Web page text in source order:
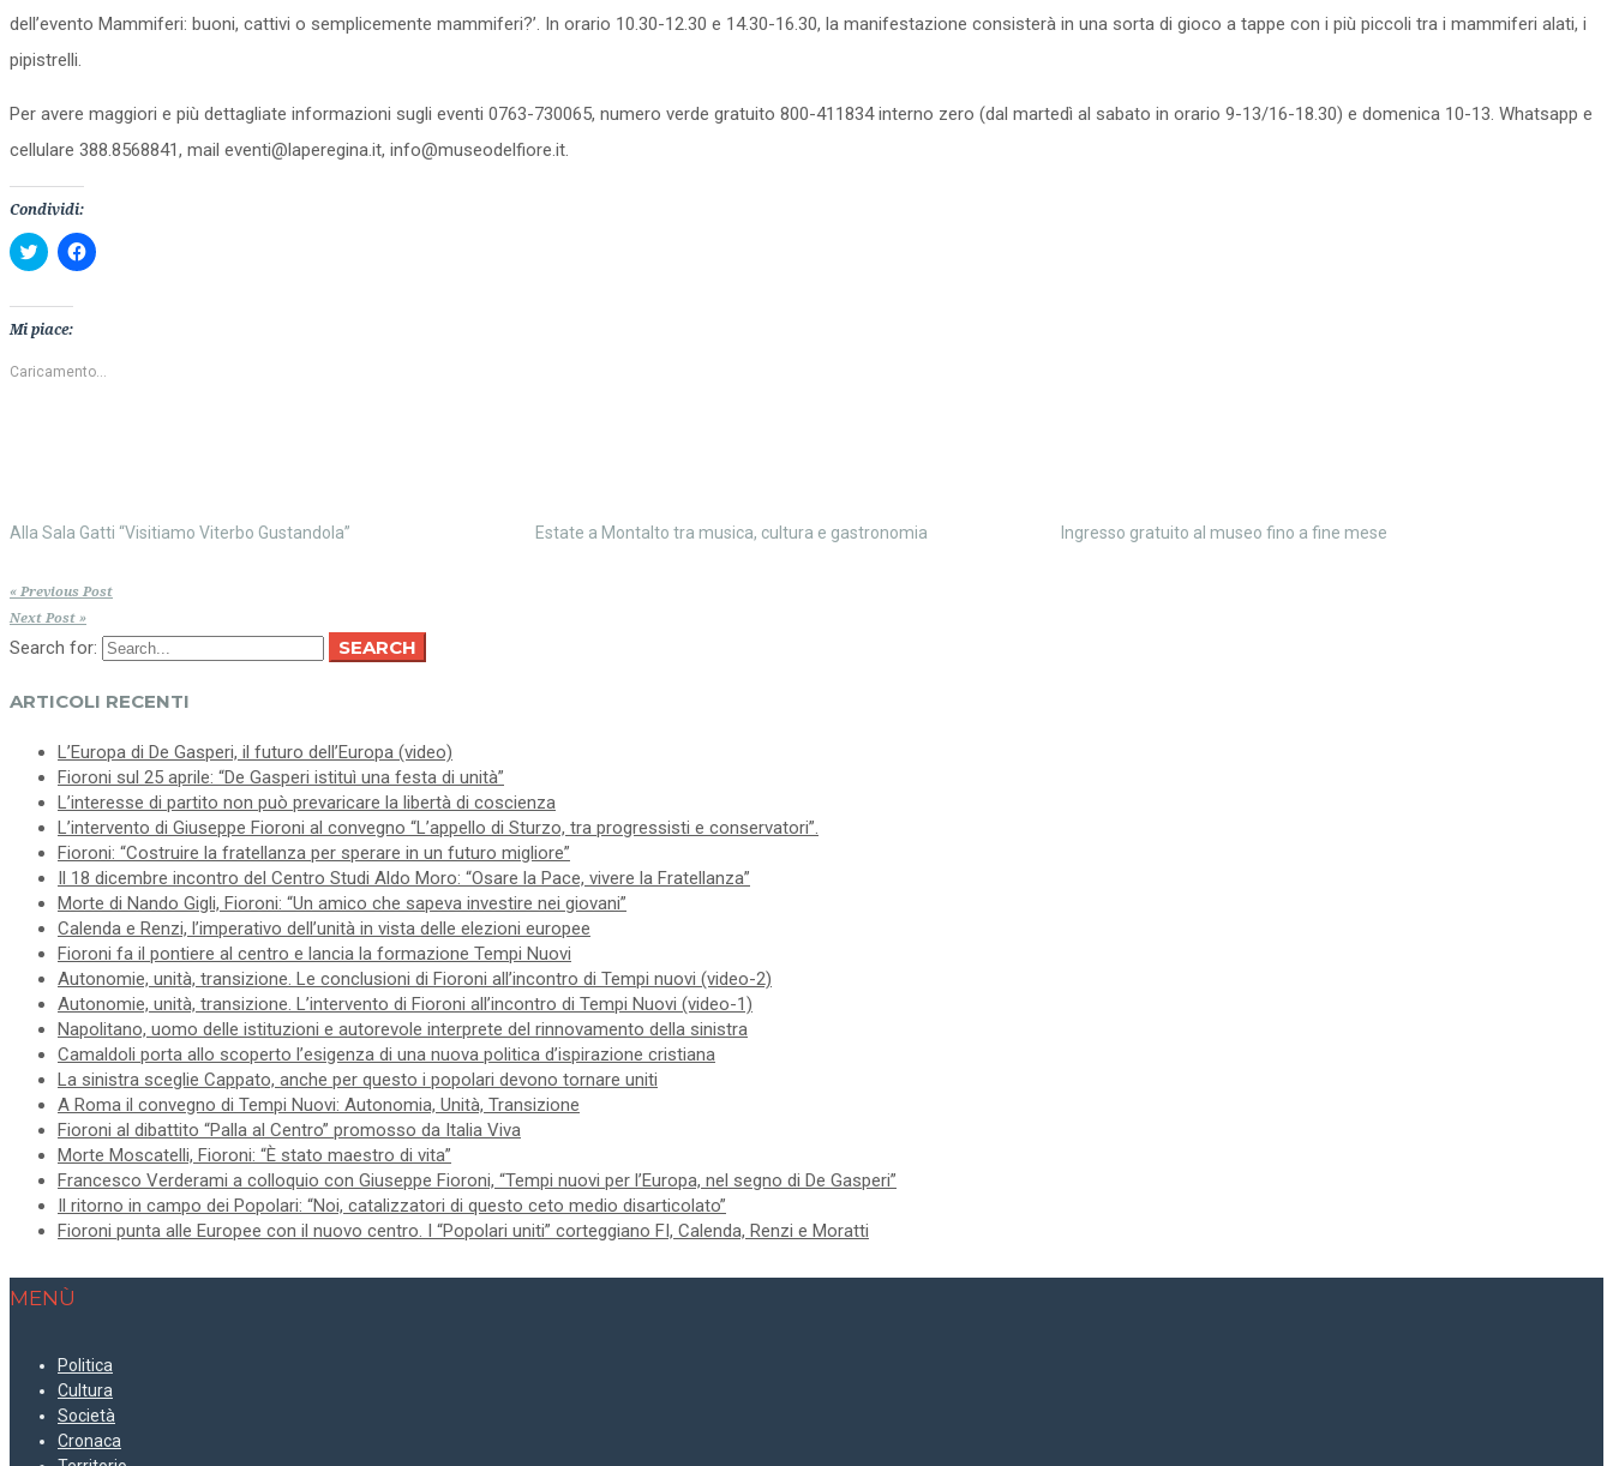
dell’evento Mammiferi: buoni, cattivi o semplicemente mammiferi?’. In orario 10.30-12.30 e 14.30-16.30, la manifestazione consisterà in una sorta di gioco a tappe con i più piccoli tra i mammiferi alati, i
pipistrelli.
Per avere maggiori e più dettagliate informazioni sugli eventi 0763-730065, numero verde gratuito 800-411834 interno zero (dal martedì al sabato in orario 9-13/16-18.30) e domenica 10-13. Whatsapp e
cellulare 388.8568841, mail eventi@laperegina.it, info@museodelfiore.it.
Condividi:
Fai
clic
condividere
su
Twitter
apre
Fai
clic
in
Mi piace:
Caricamento...
Alla Sala Gatti “Visitiamo Viterbo Gustandola” Estate a Montalto tra musica, cultura e gastronomia Ingresso gratuito al museo fino a fine mese
« Previous Post
Next Post »
Search for: SEARCH
ARTICOLI RECENTI
L’Europa di De Gasperi, il futuro dell’Europa (video)
Fioroni sul 25 aprile: “De Gasperi istituì una festa di unità”
L’interesse di partito non può prevaricare la libertà di coscienza
L’intervento di Giuseppe Fioroni al convegno “L’appello di Sturzo, tra progressisti e conservatori”.
Fioroni: “Costruire la fratellanza per sperare in un futuro migliore”
Il 18 dicembre incontro del Centro Studi Aldo Moro: “Osare la Pace, vivere la Fratellanza”
Morte di Nando Gigli, Fioroni: “Un amico che sapeva investire nei giovani”
Calenda e Renzi, l’imperativo dell’unità in vista delle elezioni europee
Fioroni fa il pontiere al centro e lancia la formazione Tempi Nuovi
Autonomie, unità, transizione. Le conclusioni di Fioroni all’incontro di Tempi nuovi (video-2)
Autonomie, unità, transizione. L’intervento di Fioroni all’incontro di Tempi Nuovi (video-1)
Napolitano, uomo delle istituzioni e autorevole interprete del rinnovamento della sinistra
Camaldoli porta allo scoperto l’esigenza di una nuova politica d’ispirazione cristiana
La sinistra sceglie Cappato, anche per questo i popolari devono tornare uniti
A Roma il convegno di Tempi Nuovi: Autonomia, Unità, Transizione
Fioroni al dibattito “Palla al Centro” promosso da Italia Viva
Morte Moscatelli, Fioroni: “È stato maestro di vita”
Francesco Verderami a colloquio con Giuseppe Fioroni, “Tempi nuovi per l’Europa, nel segno di De Gasperi”
Il ritorno in campo dei Popolari: “Noi, catalizzatori di questo ceto medio disarticolato”
Fioroni punta alle Europee con il nuovo centro. I “Popolari uniti” corteggiano FI, Calenda, Renzi e Moratti
MENÙ
Politica
Cultura
Società
Cronaca